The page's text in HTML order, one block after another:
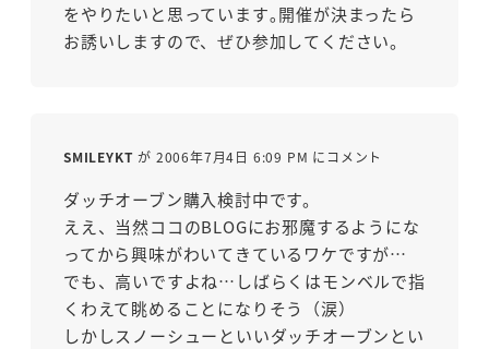
をやりたいと思っています｡開催が決まったら
お誘いしますので、ぜひ参加してください。
SMILEYKT が 2006年7月4日 6:09 PM にコメント
ダッチオーブン購入検討中です。
ええ、当然ココのBLOGにお邪魔するようにな
ってから興味がわいてきているワケですが…
でも、高いですよね…しばらくはモンベルで指
くわえて眺めることになりそう（涙）
しかしスノーシューといいダッチオーブンとい